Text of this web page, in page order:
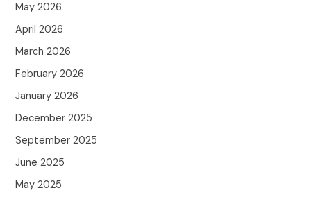
May 2026
April 2026
March 2026
February 2026
January 2026
December 2025
September 2025
June 2025
May 2025